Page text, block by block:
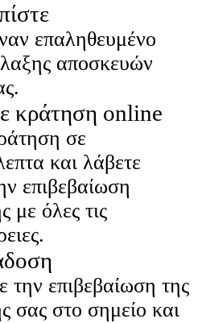
επαληθευμένο
αποσκευών
κράτηση online
σε
και λάβετε
επιβεβαίωση
με όλες τις
την επιβεβαίωση της
σας στο σημείο και